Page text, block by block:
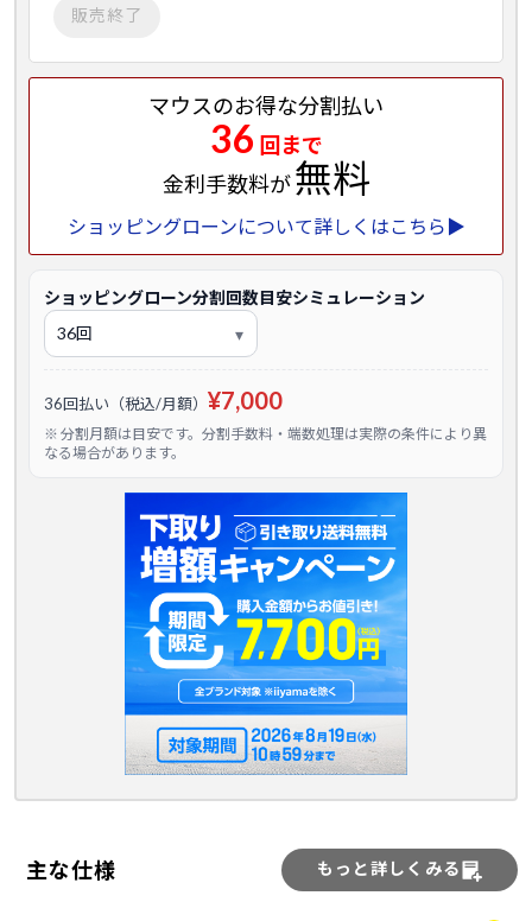
販売終了
マウスのお得な分割払い
36 回まで
金利手数料が無料
ショッピングローンについて詳しくはこちら▶
ショッピングローン分割回数目安シミュレーション
36回払い（税込/月額） ¥7,000
※ 分割月額は目安です。分割手数料・端数処理は実際の条件により異
なる場合があります。
主な仕様 もっと詳しくみる